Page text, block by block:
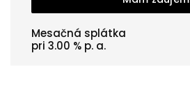
Mesačná splátka
pri 3.00 % p. a.